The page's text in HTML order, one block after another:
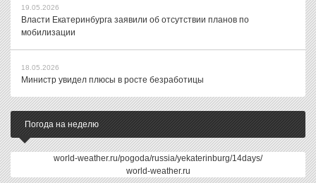
19.05.2026
Власти Екатеринбурга заявили об отсутствии планов по
мобилизации
18.05.2026
Министр увидел плюсы в росте безработицы
Погода на неделю
world-weather.ru/pogoda/russia/yekaterinburg/14days/
world-weather.ru